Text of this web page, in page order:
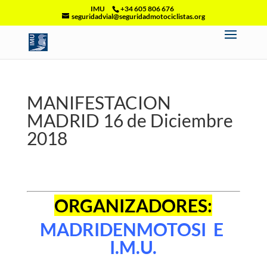
IMU
+34 605 806 676
seguridadvial@seguridadmotociclistas.org
MANIFESTACION
MADRID 16 de Diciembre
2018
ORGANIZADORES:
MADRIDENMOTOSI E
I.M.U.